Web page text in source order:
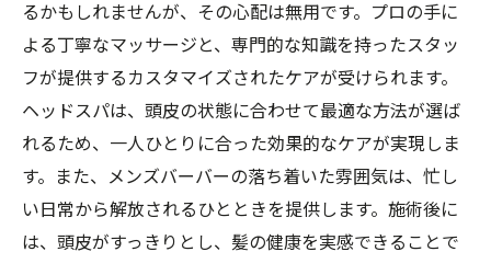
るかもしれませんが、その心配は無用です。プロの手に
よる丁寧なマッサージと、専門的な知識を持ったスタッ
フが提供するカスタマイズされたケアが受けられます。
ヘッドスパは、頭皮の状態に合わせて最適な方法が選ば
れるため、一人ひとりに合った効果的なケアが実現しま
す。また、メンズバーバーの落ち着いた雰囲気は、忙し
い日常から解放されるひとときを提供します。施術後に
は、頭皮がすっきりとし、髪の健康を実感できることで